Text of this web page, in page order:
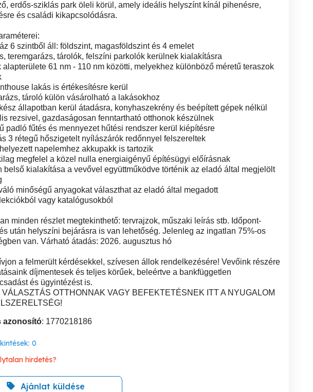
erdős-sziklás park öleli körül, amely ideális helyszínt kínál pihenésre,
és családi kikapcsolódásra.
6 szintből áll: földszint, magasföldszint és 4 emelet
teremgarázs, tárolók, felszíni parkolók kerülnek kialakításra
alapterülete 61 nm - 110 nm közötti, melyekhez különböző méretű teraszok
lakás is értékesítésre kerül
tároló külön vásárolható a lakásokhoz
állapotban kerül átadásra, konyhaszekrény és beépített gépek nélkül
rezsivel, gazdaságosan fenntartható otthonok készülnek
padló fűtés és mennyezet hűtési rendszer kerül kiépítésre
3 rétegű hőszigetelt nyílászárók redőnnyel felszereltek
napelemhez akkupakk is tartozik
megfelel a közel nulla energiaigényű építésügyi előírásnak
belső kialakítása a vevővel együttműködve történik az eladó által megjelölt
minőségű anyagokat választhat az eladó által megadott
vagy katalógusokból
minden részlet megtekinthető: tervrajzok, műszaki leírás stb. Időpont-
után helyszíni bejárásra is van lehetőség. Jelenleg az ingatlan 75%-os
van. Várható átadás: 2026. augusztus hó
a felmerült kérdésekkel, szívesen állok rendelkezésére! Vevőink részére
díjmentesek és teljes körűek, beleértve a bankfüggetlen
és ügyintézést is.
VÁLASZTÁS OTTHONNAK VAGY BEFEKTETÉSNEK ITT A NYUGALOM
azonosító: 1770218186
0
hirdetés?
Ajánlat küldése